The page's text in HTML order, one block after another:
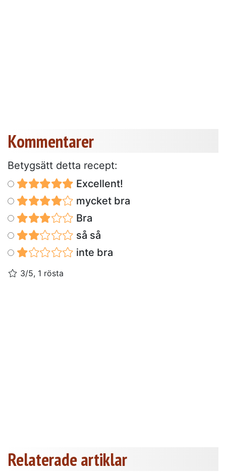
Kommentarer
Betygsätt detta recept:
Excellent!
mycket bra
Bra
så så
inte bra
3/5, 1 rösta
Relaterade artiklar